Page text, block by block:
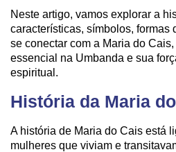
Neste artigo, vamos explorar a
características, símbolos, formas
se conectar com a Maria do
essencial na Umbanda e sua
espiritual.
História da Maria
A história de Maria do Cais está
mulheres que viviam e